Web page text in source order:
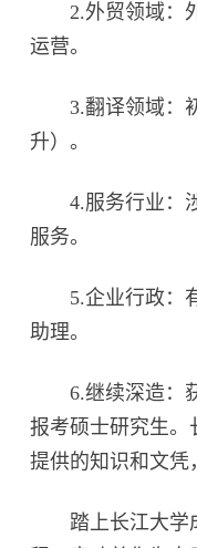
2.外贸领域：外
运营。
3.翻译领域：初
升）。
4.服务行业：涉
服务。
5.企业行政：有
助理。
6.继续深造：获
报考硕士研究生。
提供的知识和文凭
踏上长江大学